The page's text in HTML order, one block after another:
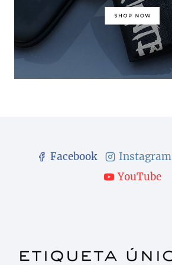
Facebook Instagram
YouTube